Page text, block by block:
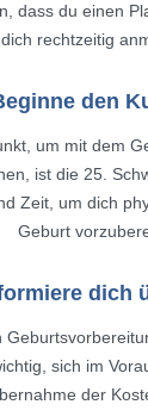
dass du einen
dich rechtzeitig
den
um mit dem
ist die 25.
Zeit, um dich
Geburt
dich
sich im
der